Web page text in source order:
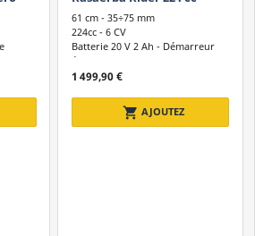
0 à plus de 2500 cc
-
61 cm - 35÷75 mm
224cc - 6 CV
Batterie 20 V 2 Ah - Démarreur
électrique
1 499,90 €
shopping_cart AJOUTEZ